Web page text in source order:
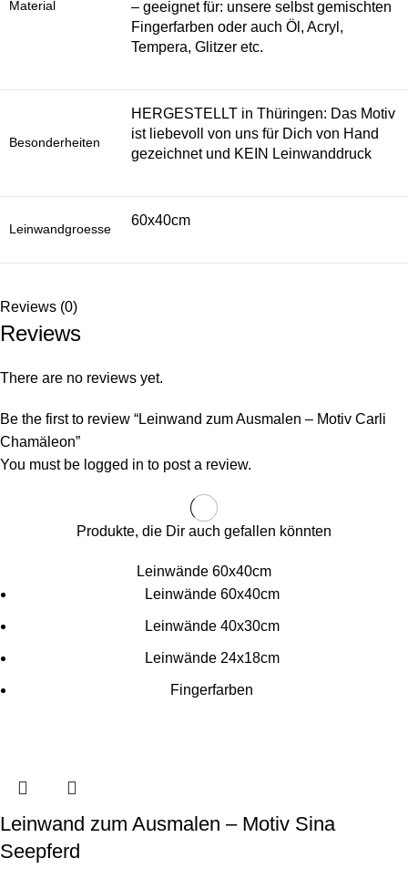
Material
– geeignet für: unsere selbst gemischten
Fingerfarben oder auch Öl, Acryl,
Tempera, Glitzer etc.
Besonderheiten
HERGESTELLT in Thüringen: Das Motiv
ist liebevoll von uns für Dich von Hand
gezeichnet und KEIN Leinwanddruck
Leinwandgroesse
60x40cm
Reviews (0)
Reviews
There are no reviews yet.
Be the first to review “Leinwand zum Ausmalen – Motiv Carli
Chamäleon”
You must be logged in to post a review.
Produkte, die Dir auch gefallen könnten
Leinwände 60x40cm
Leinwände 60x40cm
Leinwände 40x30cm
Leinwände 24x18cm
Fingerfarben
Leinwand zum Ausmalen – Motiv Sina
Seepferd